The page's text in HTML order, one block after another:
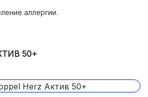
аллергии.
50+